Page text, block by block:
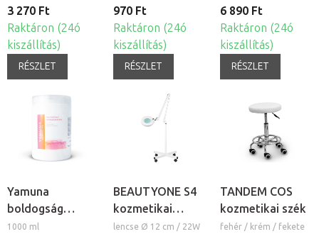
3 270 Ft
Raktáron (24ó
kiszállítás)
RÉSZLET
970 Ft
Raktáron (24ó
kiszállítás)
RÉSZLET
6 890 Ft
Raktáron (24ó
kiszállítás)
RÉSZLET
Yamuna
boldogság
masszázskrém
1000 ml
BEAUTYONE S4
kozmetikai
lámpa nagyítóval
lencse Ø 12 cm / 22W
TANDEM COS
kozmetikai szék
fehér / krém / fekete